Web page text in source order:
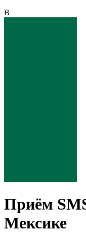
В
Приём
Мексике